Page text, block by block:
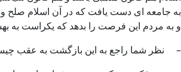
به جامعه ای دست یافت که در آن اسلام صلح
و به مردم این فرصت را بدهد که یکراست به
– نظر شما راجع به این بازگشت به عقب